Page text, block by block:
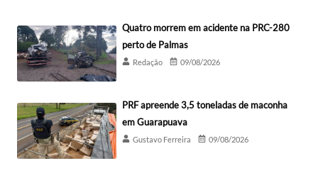
Quatro morrem em acidente na PRC-280
perto de Palmas
Redação 09/08/2026
PRF apreende 3,5 toneladas de maconha
em Guarapuava
Gustavo Ferreira 09/08/2026